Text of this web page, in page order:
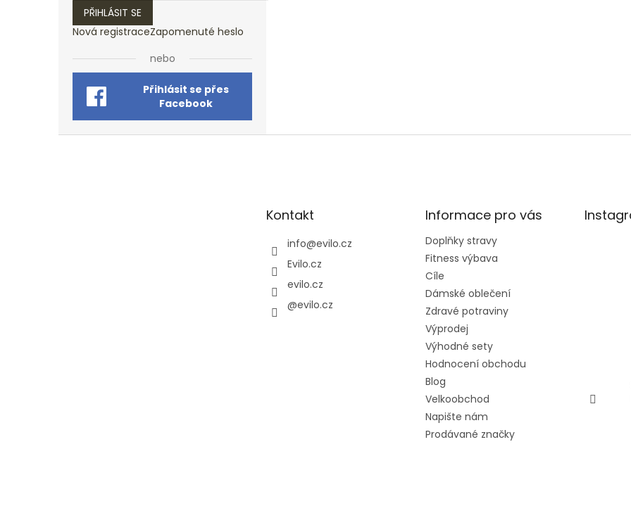
PŘIHLÁSIT SE
Nová registraceZapomenuté heslo
nebo
Přihlásit se přes
Facebook
Kontakt
info@evilo.cz
Evilo.cz
evilo.cz
@evilo.cz
Informace pro vás
Doplňky stravy
Fitness výbava
Cíle
Dámské oblečení
Zdravé potraviny
Výprodej
Výhodné sety
Hodnocení obchodu
Blog
Velkoobchod
Napište nám
Prodávané značky